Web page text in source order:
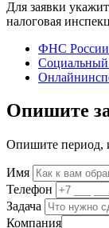
Для заявки
налоговая
ФНС России:
Социальный
Опишите
Опишите период,
Имя
Телефон
Задача
Компания